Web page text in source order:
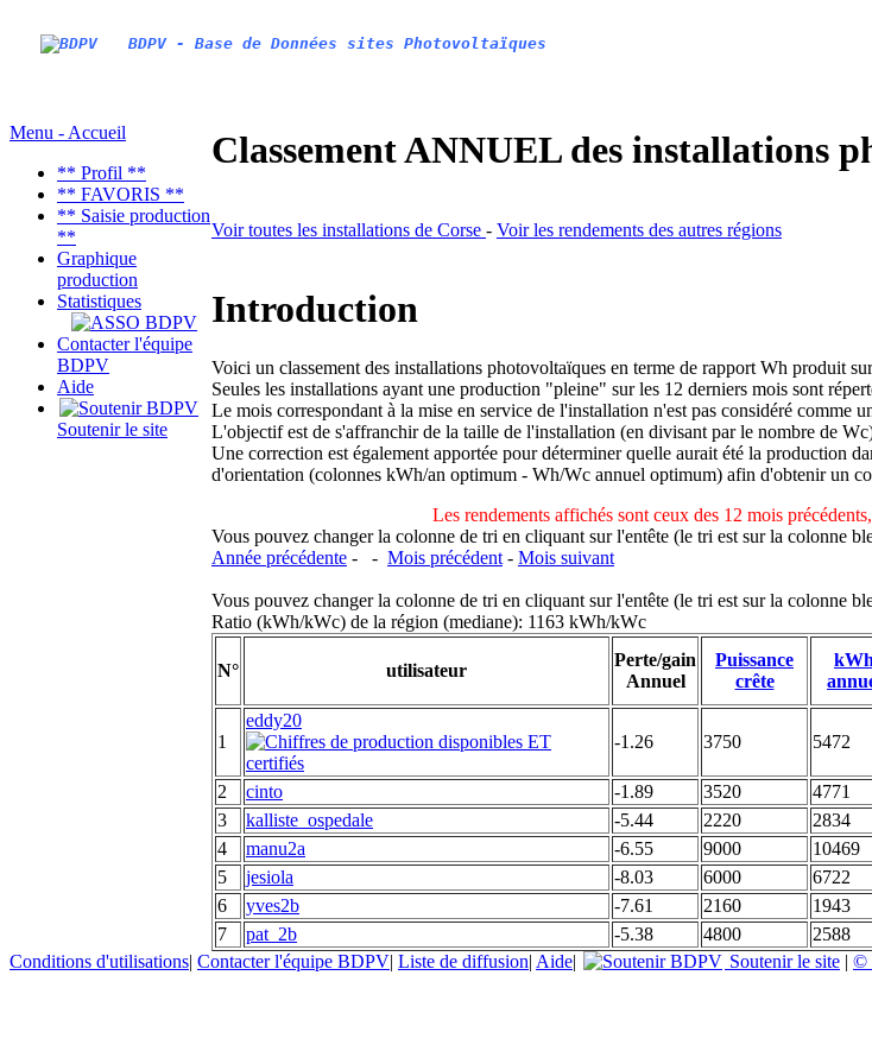
BDPV - Base de Données sites Photovoltaïques
Menu - Accueil
** Profil **
** FAVORIS **
** Saisie production
**
Graphique
production
Statistiques
Contacter l'équipe
BDPV
Aide
Soutenir le site
Classement ANNUEL des installations
Voir toutes les installations de Corse - Voir les rendements des autres régions
Introduction
Voici un classement des installations photovoltaïques en terme de rapport Wh produit
Seules les installations ayant une production "pleine" sur les 12 derniers mois sont
Le mois correspondant à la mise en service de l'installation n'est pas considéré comme
L'objectif est de s'affranchir de la taille de l'installation (en divisant par le nombre de
Une correction est également apportée pour déterminer quelle aurait été la production
d'orientation (colonnes kWh/an optimum - Wh/Wc annuel optimum) afin d'obtenir un
Les rendements affichés sont ceux des 12 mois précédents,
Vous pouvez changer la colonne de tri en cliquant sur l'entête (le tri est sur la colonne
Année précédente - - Mois précédent - Mois suivant
Vous pouvez changer la colonne de tri en cliquant sur l'entête (le tri est sur la colonne
Ratio (kWh/kWc) de la région (mediane): 1163 kWh/kWc
N° utilisateur
Perte/gain
Annuel
Puissance
crête
kWh
1
eddy20
-1.26
3750 5472
2 cinto -1.89 3520 4771
3
kalliste_ospedale -5.44 2220 2834
4
manu2a -6.55 9000 10469
5
jesiola -8.03 6000 6722
6
yves2b -7.61 2160 1943
7
pat_2b -5.38 4800 2588
Conditions d'utilisations| Contacter l'équipe BDPV| Liste de diffusion| Aide| Soutenir le site | ©